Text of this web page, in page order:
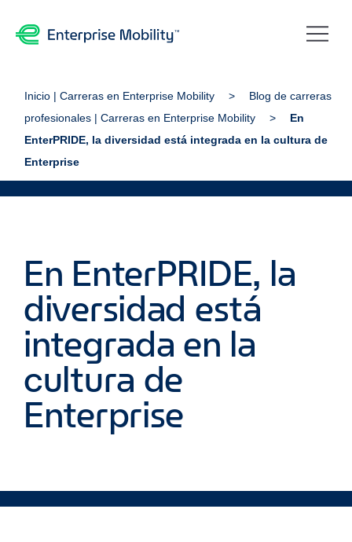
Inicio | Carreras en Enterprise Mobility
Blog de carreras
profesionales | Carreras en Enterprise Mobility
En
EnterPRIDE, la diversidad está integrada en la cultura de
Enterprise
En EnterPRIDE, la
diversidad está
integrada en la
cultura de
Enterprise